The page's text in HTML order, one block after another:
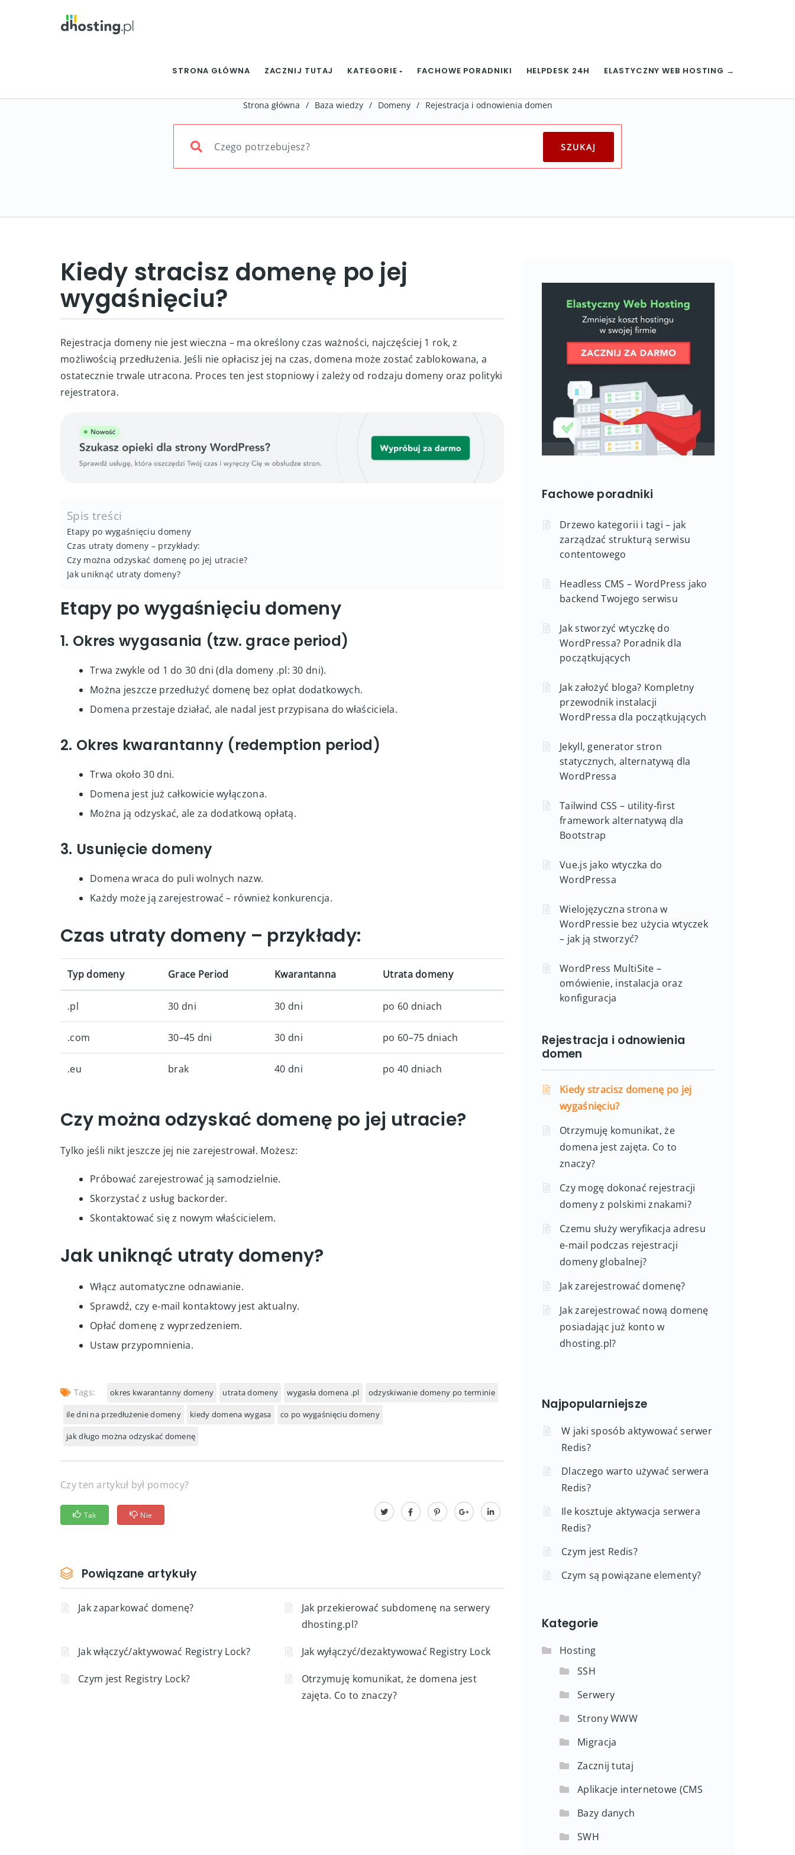
STRONA GŁÓWNA ZACZNIJ TUTAJ KATEGORIE FACHOWE PORADNIKI HELPDESK 24H ELASTYCZNY WEB HOSTING →
Strona główna / Baza wiedzy / Domeny / Rejestracja i odnowienia domen
Kiedy stracisz domenę po jej
wygaśnięciu?
Rejestracja domeny nie jest wieczna – ma określony czas ważności, najczęściej 1 rok, z
możliwością przedłużenia. Jeśli nie opłacisz jej na czas, domena może zostać zablokowana, a
ostatecznie trwale utracona. Proces ten jest stopniowy i zależy od rodzaju domeny oraz polityki
rejestratora.
Spis treści
Etapy po wygaśnięciu domeny
Czas utraty domeny – przykłady:
Czy można odzyskać domenę po jej utracie?
Jak uniknąć utraty domeny?
Etapy po wygaśnięciu domeny
1. Okres wygasania (tzw. grace period)
Trwa zwykle od 1 do 30 dni (dla domeny .pl: 30 dni).
Można jeszcze przedłużyć domenę bez opłat dodatkowych.
Domena przestaje działać, ale nadal jest przypisana do właściciela.
2. Okres kwarantanny (redemption period)
Trwa około 30 dni.
Domena jest już całkowicie wyłączona.
Można ją odzyskać, ale za dodatkową opłatą.
3. Usunięcie domeny
Domena wraca do puli wolnych nazw.
Każdy może ją zarejestrować – również konkurencja.
Czas utraty domeny – przykłady:
Typ domeny Grace Period Kwarantanna Utrata domeny
.pl 30 dni 30 dni po 60 dniach
.com 30–45 dni 30 dni po 60–75 dniach
.eu brak 40 dni po 40 dniach
Czy można odzyskać domenę po jej utracie?
Tylko jeśli nikt jeszcze jej nie zarejestrował. Możesz:
Próbować zarejestrować ją samodzielnie.
Skorzystać z usług backorder.
Skontaktować się z nowym właścicielem.
Jak uniknąć utraty domeny?
Włącz automatyczne odnawianie.
Sprawdź, czy e-mail kontaktowy jest aktualny.
Opłać domenę z wyprzedzeniem.
Ustaw przypomnienia.
Tags: okres kwarantanny domeny utrata domeny wygasła domena .pl odzyskiwanie domeny po terminie
ile dni na przedłużenie domeny kiedy domena wygasa co po wygaśnięciu domeny
jak długo można odzyskać domenę
Czy ten artykuł był pomocy?
Tak Nie
Powiązane artykuły
Jak zaparkować domenę?
Jak przekierować subdomenę na serwery
dhosting.pl?
Jak włączyć/aktywować Registry Lock? Jak wyłączyć/dezaktywować Registry Lock
Czym jest Registry Lock?
Otrzymuję komunikat, że domena jest
zajęta. Co to znaczy?
Fachowe poradniki
Drzewo kategorii i tagi – jak
zarządzać strukturą serwisu
contentowego
Headless CMS – WordPress jako
backend Twojego serwisu
Jak stworzyć wtyczkę do
WordPressa? Poradnik dla
początkujących
Jak założyć bloga? Kompletny
przewodnik instalacji
WordPressa dla początkujących
Jekyll, generator stron
statycznych, alternatywą dla
WordPressa
Tailwind CSS – utility-first
framework alternatywą dla
Bootstrap
Vue.js jako wtyczka do
WordPressa
Wielojęzyczna strona w
WordPressie bez użycia wtyczek
– jak ją stworzyć?
WordPress MultiSite –
omówienie, instalacja oraz
konfiguracja
Rejestracja i odnowienia
domen
Kiedy stracisz domenę po jej
wygaśnięciu?
Otrzymuję komunikat, że
domena jest zajęta. Co to
znaczy?
Czy mogę dokonać rejestracji
domeny z polskimi znakami?
Czemu służy weryfikacja adresu
e-mail podczas rejestracji
domeny globalnej?
Jak zarejestrować domenę?
Jak zarejestrować nową domenę
posiadając już konto w
dhosting.pl?
Najpopularniejsze
W jaki sposób aktywować serwer
Redis?
Dlaczego warto używać serwera
Redis?
Ile kosztuje aktywacja serwera
Redis?
Czym jest Redis?
Czym są powiązane elementy?
Kategorie
Hosting
SSH
Serwery
Strony WWW
Migracja
Zacznij tutaj
Aplikacje internetowe (CMS
Bazy danych
SWH